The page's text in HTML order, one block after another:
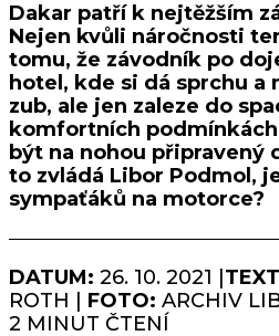
Dakar patří k nejtěžším
Nejen kvůli náročnosti
tomu, že závodník po
hotel, kde si dá sprchu a
zub, ale jen zaleze do
komfortních
být na nohou připravený
to zvládá Libor Podmol,
sympaťáků na motorce?
DATUM: 26. 10. 2021 |
ROTH | FOTO: ARCHIV
2 MINUT ČTENÍ